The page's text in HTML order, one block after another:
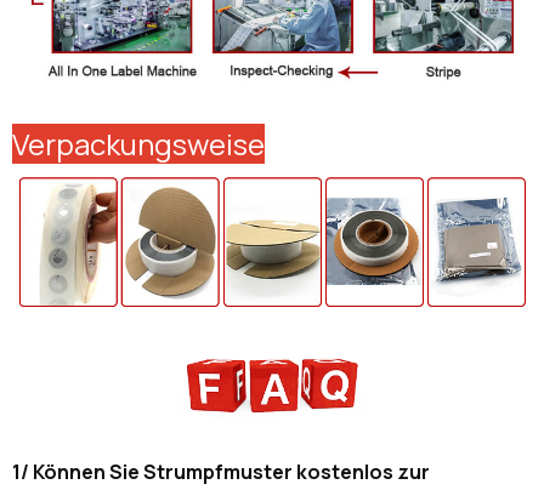
Verpackungsweise
1/ Können Sie Strumpfmuster kostenlos zur